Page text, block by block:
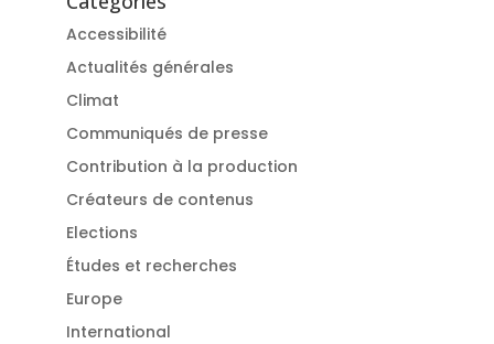
Accessibilité
Actualités générales
Climat
Communiqués de presse
Contribution à la production
Créateurs de contenus
Elections
Études et recherches
Europe
International